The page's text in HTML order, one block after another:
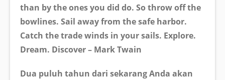
than by the ones you did do. So throw off the
bowlines. Sail away from the safe harbor.
Catch the trade winds in your sails. Explore.
Dream. Discover – Mark Twain
Dua puluh tahun dari sekarang Anda akan